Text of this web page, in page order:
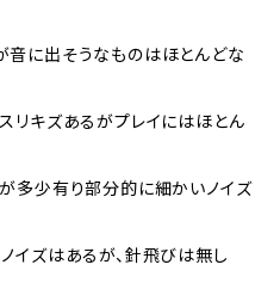
に出そうなものはほとんどな
キズあるがプレイにはほとん
多少有り部分的に細かいノイズ
イズはあるが、針飛びは無し